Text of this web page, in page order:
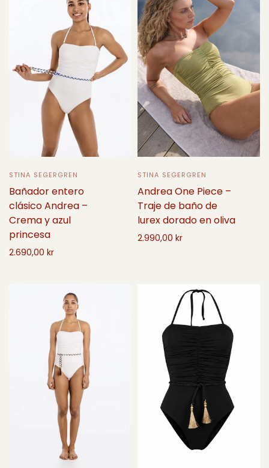
STINA SEGERGREN
Bañador entero
clásico Andrea –
Crema y azul
princesa
2.690,00 kr
STINA SEGERGREN
Andrea One Piece –
Traje de baño de
lurex dorado en oliva
2.990,00 kr